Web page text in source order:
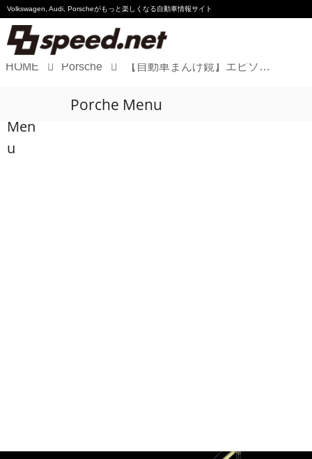
Volkswagen, Audi, Porscheがもっと楽しくなる自動車情報サイト
Audi
HOME Porsche 【自動車まんげ鏡】エピソード32：横浜〜宮崎まで1,340km・15時間！ポルシェ 911 Turbo S（992.2）慣らし運転[往路編]
Men
u
Porche Menu